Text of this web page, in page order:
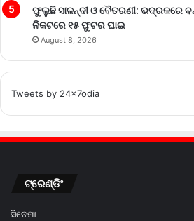
ଫୁଲୁଛି ସାଳନ୍ଦୀ ଓ ବୈତରଣୀ: ଭଦ୍ରକରେ
ନିକଟରେ ୧୫ ଫୁଟର ଘାଇ
August 8, 2026
Tweets by 24x7odia
ଟ୍ରେଣ୍ଡିଂ
ସିନେମା